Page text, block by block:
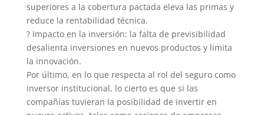
superiores a la cobertura pactada eleva las primas y
reduce la rentabilidad técnica.
? Impacto en la inversión: la falta de previsibilidad
desalienta inversiones en nuevos productos y limita
la innovación.
Por último, en lo que respecta al rol del seguro como
inversor institucional, lo cierto es que si las
compañías tuvieran la posibilidad de invertir en